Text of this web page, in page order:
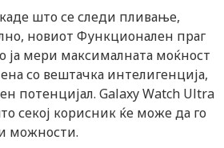
што се следи пливање,
новиот Функционален праг
ја мери максималната моќност
со вештачка интелигенција,
потенцијал. Galaxy Watch Ultra
секој корисник ќе може да го
можности.